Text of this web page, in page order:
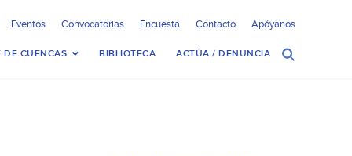
Eventos Convocatorias Encuesta Contacto Apóyanos
DE CUENCAS BIBLIOTECA ACTÚA / DENUNCIA